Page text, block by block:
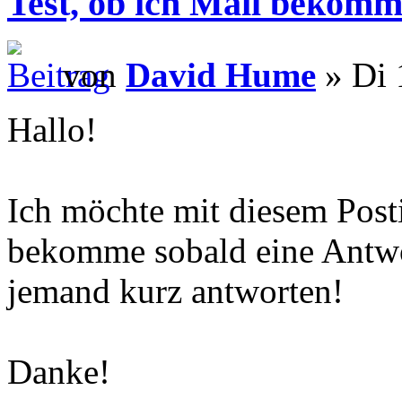
von David Hume » Di
Hallo!
Ich möchte mit diesem
bekomme sobald eine
jemand kurz antworten!
Danke!